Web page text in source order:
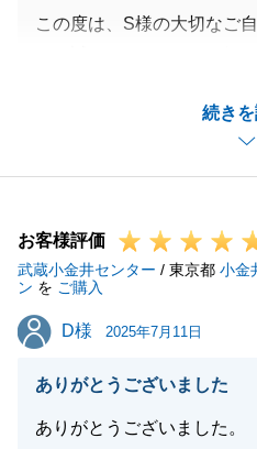
続き
この度は、S様の大切なご
至らない点も多々あったか
ってくださり、誠にありが
り添ったご提案ができるよ
また何かお力になれること
のこと以外でも、どうぞお
今後とも末永いお付き合い
お客様評価
武蔵小金井センター / 東京都 小金
ン を ご購入
D様
D様 2025年7月11日
ありがとうございました
ありがとうございました。